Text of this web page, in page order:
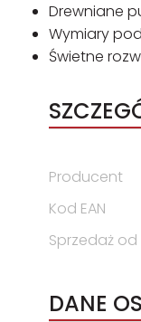
Drewniane
Wymiary
Świetne
Producent
Kod EAN
Sprzedaż od
DANE